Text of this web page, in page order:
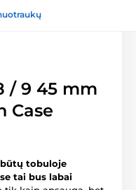
/ 9 45 mm
Case
tobuloje
tai bus labai